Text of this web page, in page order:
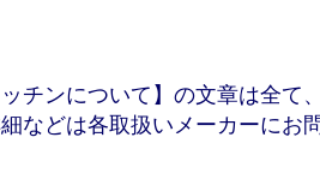
チンについて】の文章は全て
などは各取扱いメーカーにお